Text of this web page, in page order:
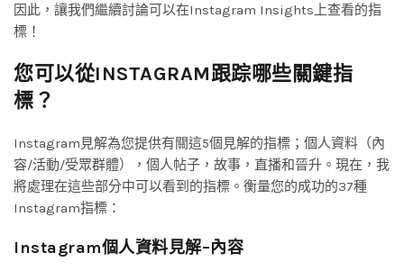
因此，讓我們繼續討論可以在Instagram Insights上查看的指
標！
您可以從INSTAGRAM跟踪哪些關鍵指
標？
Instagram見解為您提供有關這5個見解的指標；個人資料（內
容/活動/受眾群體），個人帖子，故事，直播和晉升。現在，我
將處理在這些部分中可以看到的指標。衡量您的成功的37種
Instagram指標：
Instagram個人資料見解–內容